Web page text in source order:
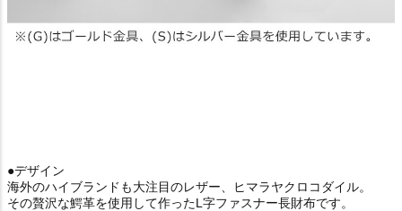
●デザイン
海外のハイブランドも大注目のレザー、ヒマラヤクロコダイル。
その贅沢な鰐革を使用して作ったL字ファスナー長財布です。